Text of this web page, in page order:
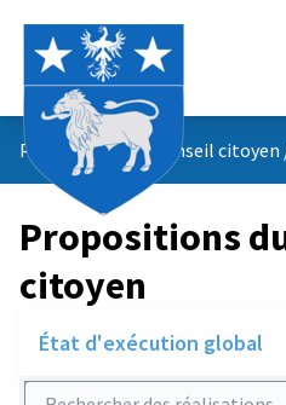
Propositions du conseil citoyen
Propositions
citoyen
État d'exécution global
Rechercher des réalisations